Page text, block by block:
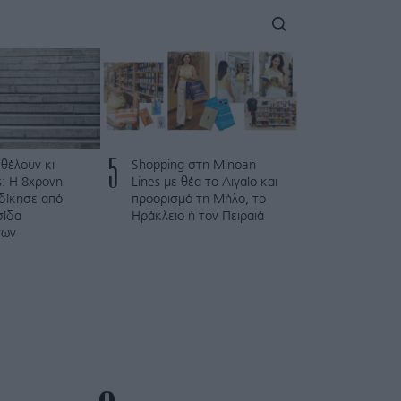
θέλουν κι
Η 8χρονη
από
5
Shopping στη Minoan
Lines με θέα το Αιγαίο και
προορισμό τη Μήλο, το
Ηράκλειο ή τον Πειραιά